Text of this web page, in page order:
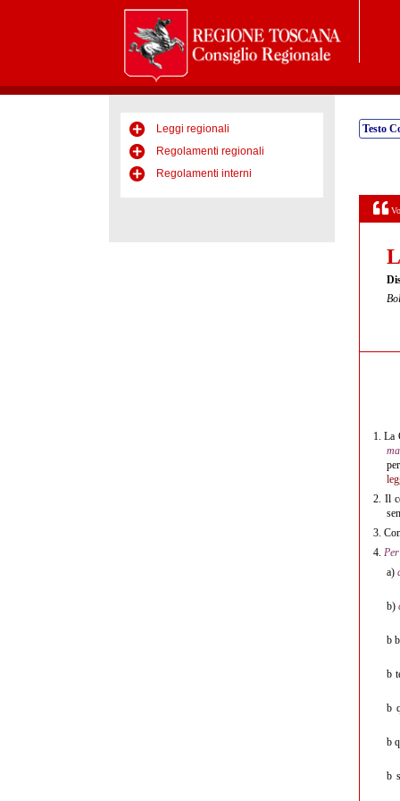
Leggi regionali
Regolamenti regionali
Regolamenti interni
Testo
1. La
2. Il
3.
4.
a)
b)
b
b
b
b
b